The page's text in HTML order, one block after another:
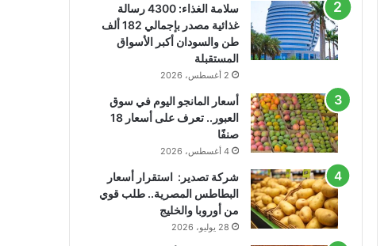
سلامة الغذاء: 4300 رسالة
غذائية مصدر بإجمالي 182 ألف
طن والسودان أكبر الأسواق
المستقبلة
2 أغسطس، 2026
أسعار المانجو اليوم في سوق
العبور.. تعرف على أسعار 18
صنفًا
4 أغسطس، 2026
شركة تصدير: استقرار أسعار
البطاطس المصرية.. طلب قوي
من أوروبا والخليج
28 يوليو، 2026